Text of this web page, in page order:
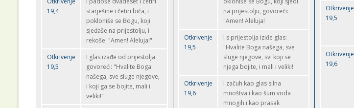
19,4
starješine i četiri bića, i
pokloniše se Bogu, koji
sjeđaše na prijestolju, i
rekoše: "Amen! Aleluja!"
Otkrivenje
19,5
I glas izađe od prijestolja
govoreći: "Hvalite Boga
našega, sve sluge njegove,
i koji ga se bojite, mali i
veliki!"
na prijestolju, govoreći:
"Amen! Aleluja!
Otkrivenje
19,5
I s prijestolja iziđe glas:
"Hvalite Boga našega, sve
sluge njegove, svi koji se
njega bojite, i mali i veliki!
Otkrivenje
19,6
I začuh kao glas silna
mnoštva i kao šum voda
mnogih i kao prasak
Otkrivenje
19,5
Otkrivenje
19,6